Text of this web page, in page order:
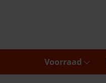
Voorraad